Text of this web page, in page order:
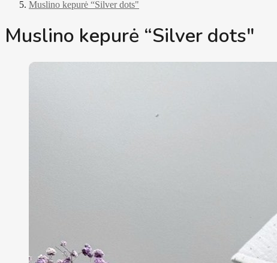
Muslino kepurė “Silver dots"
Muslino kepurė “Silver dots"